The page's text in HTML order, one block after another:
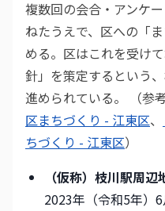
複数回の会合・アンケ
ねたうえで、区への「
める。区はこれを受け
針」を策定するという
進められている。 （参
区まちづくり - 江東区、
ちづくり - 江東区）
（仮称）枝川駅周辺
2023年（令和5年）